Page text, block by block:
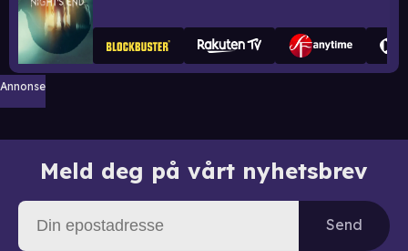
Annonse
Meld deg på vårt nyhetsbrev
Send